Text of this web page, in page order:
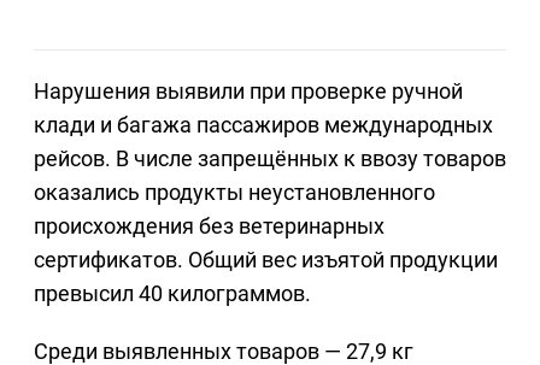
Нарушения выявили при проверке ручной
клади и багажа пассажиров международных
рейсов. В числе запрещённых к ввозу товаров
оказались продукты неустановленного
происхождения без ветеринарных
сертификатов. Общий вес изъятой продукции
превысил 40 килограммов.
Среди выявленных товаров — 27,9 кг